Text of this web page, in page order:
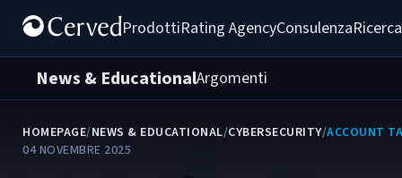
ProdottiRating AgencyConsulenza
News & EducationalArgomenti
HOMEPAGE/NEWS & EDUCATIONAL/CYBERSECURITY/ACCOUNT
04 NOVEMBRE 2025